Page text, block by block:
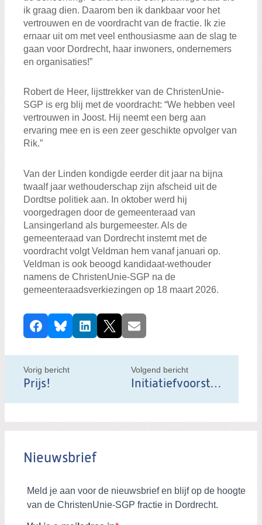
ik graag dien. Daarom ben ik dankbaar voor het
vertrouwen en de voordracht van de fractie. Ik zie
ernaar uit om met veel enthousiasme aan de slag te
gaan voor Dordrecht, haar inwoners, ondernemers
en organisaties!”
Robert de Heer, lijsttrekker van de ChristenUnie-
SGP is erg blij met de voordracht: “We hebben veel
vertrouwen in Joost. Hij neemt een berg aan
ervaring mee en is een zeer geschikte opvolger van
Rik.”
Van der Linden kondigde eerder dit jaar na bijna
twaalf jaar wethouderschap zijn afscheid uit de
Dordtse politiek aan. In oktober werd hij
voorgedragen door de gemeenteraad van
Lansingerland als burgemeester. Als de
gemeenteraad van Dordrecht instemt met de
voordracht volgt Veldman hem vanaf januari op.
Veldman is ook beoogd kandidaat-wethouder
namens de ChristenUnie-SGP na de
gemeenteraadsverkiezingen op 18 maart 2026.
D
e
e
l
d
b
r
c
h
FacebookBlueskyLinkedIn
X E-mail
Vorig bericht
Prijs!
Volgend bericht
Initiatiefvoorstel in de strijd tegen eenzaamheid: Dordt Ontmoet!
Nieuwsbrief